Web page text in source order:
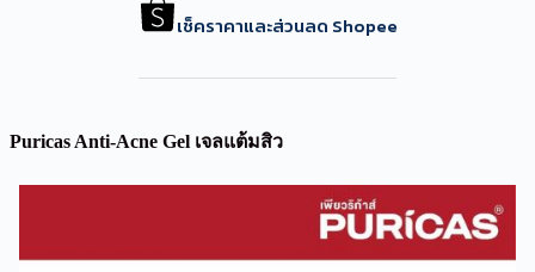
เช็คราคาและส่วนลด Shopee
Puricas Anti-Acne Gel เจลแต้มสิว